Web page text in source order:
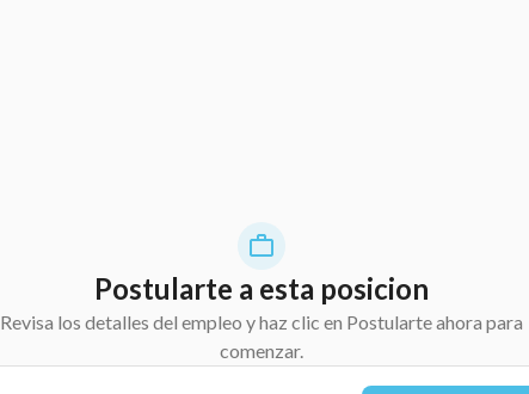
Postularte a esta posicion
Revisa los detalles del empleo y haz clic en Postularte ahora para
comenzar.